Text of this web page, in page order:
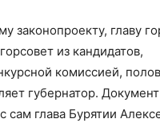
законопроекту, главу
из кандидатов,
комиссией,
губернатор.
сам глава Бурятии